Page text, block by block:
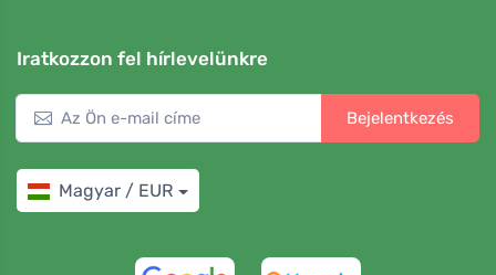
Iratkozzon fel hírlevelünkre
Bejelentkezés
Magyar / EUR